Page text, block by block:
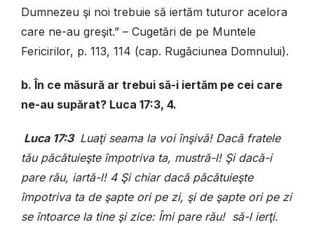
Dumnezeu şi noi trebuie să iertăm tuturor acelora
care ne-au greşit.” – Cugetări de pe Muntele
Fericirilor, p. 113, 114 (cap. Rugăciunea Domnului).
b. În ce măsură ar trebui să-i iertăm pe cei care
ne-au supărat? Luca 17:3, 4.
Luca 17:3 Luaţi seama la voi înşivă! Dacă fratele
tău păcătuieşte împotriva ta, mustră-l! Şi dacă-i
pare rău, iartă-l! 4 Şi chiar dacă păcătuieşte
împotriva ta de şapte ori pe zi, şi de şapte ori pe zi
se întoarce la tine şi zice: Îmi pare rău! să-l ierţi.